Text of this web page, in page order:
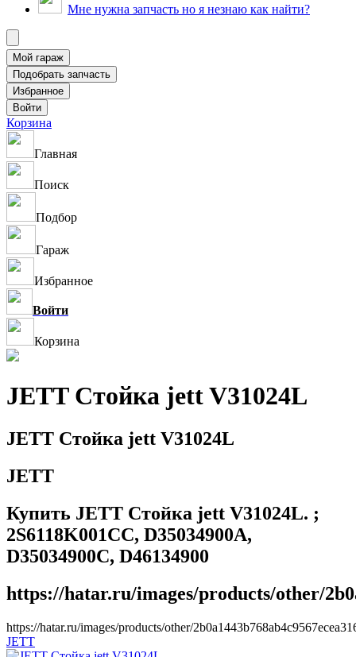
Мне нужна запчасть но я незнаю как найти?
Корзина
Главная
Поиск
Подбор
Гараж
Избранное
Войти
Корзина
JETT Стойка jett V31024L
JETT Стойка jett V31024L
JETT
Купить JETT Стойка jett V31024L. ;
2S6118K001CC, D35034900A,
D35034900C, D46134900
https://hatar.ru/images/products/other/
https://hatar.ru/images/products/other/
JETT